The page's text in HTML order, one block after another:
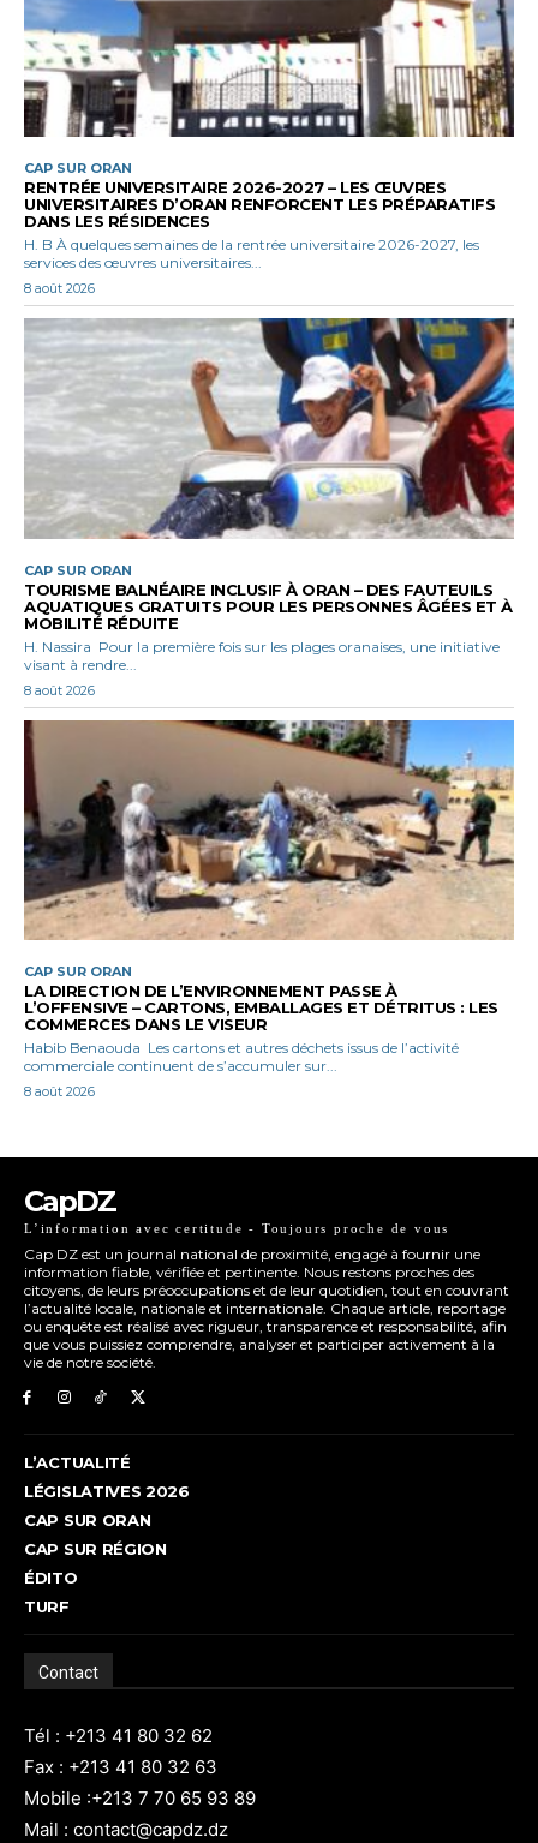
CAP SUR ORAN
RENTRÉE UNIVERSITAIRE 2026-2027 – LES ŒUVRES
UNIVERSITAIRES D’ORAN RENFORCENT LES PRÉPARATIFS
DANS LES RÉSIDENCES
H. B À quelques semaines de la rentrée universitaire 2026-2027, les
services des œuvres universitaires...
8 août 2026
CAP SUR ORAN
TOURISME BALNÉAIRE INCLUSIF À ORAN – DES FAUTEUILS
AQUATIQUES GRATUITS POUR LES PERSONNES ÂGÉES ET À
MOBILITÉ RÉDUITE
H. Nassira Pour la première fois sur les plages oranaises, une initiative
visant à rendre...
8 août 2026
CAP SUR ORAN
LA DIRECTION DE L’ENVIRONNEMENT PASSE À
L’OFFENSIVE – CARTONS, EMBALLAGES ET DÉTRITUS : LES
COMMERCES DANS LE VISEUR
Habib Benaouda Les cartons et autres déchets issus de l’activité
commerciale continuent de s’accumuler sur...
8 août 2026
CapDZ
L’information avec certitude - Toujours proche de vous
Cap DZ est un journal national de proximité, engagé à fournir une
information fiable, vérifiée et pertinente. Nous restons proches des
citoyens, de leurs préoccupations et de leur quotidien, tout en couvrant
l’actualité locale, nationale et internationale. Chaque article, reportage
ou enquête est réalisé avec rigueur, transparence et responsabilité, afin
que vous puissiez comprendre, analyser et participer activement à la
vie de notre société.
L’ACTUALITÉ
LÉGISLATIVES 2026
CAP SUR ORAN
CAP SUR RÉGION
ÉDITO
TURF
Contact
Tél : +213 41 80 32 62
Fax : +213 41 80 32 63
Mobile :+213 7 70 65 93 89
Mail : contact@capdz.dz